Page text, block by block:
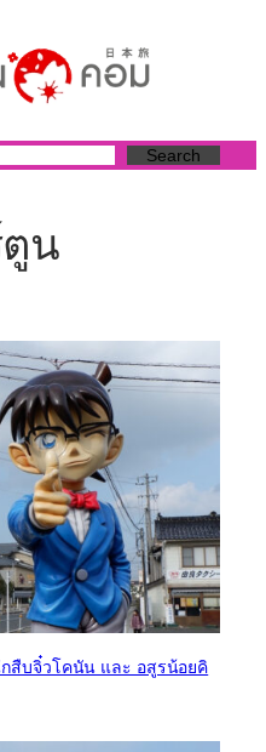
Search
น
สืบจิ๋วโคนัน และ อสูรน้อยคิ